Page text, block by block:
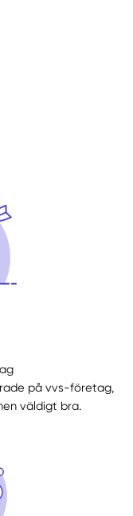
på vvs-företag,
väldigt bra.